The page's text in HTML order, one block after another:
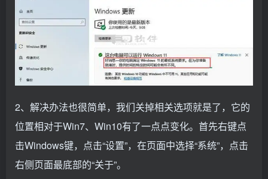
2、解决办法也很简单，我们关掉相关选项就是了，它的
位置相对于Win7、Win10有了一点点变化。首先右键点
击Windows键，点击“设置”，在页面中选择“系统”，点击
右侧页面最底部的“关于”。